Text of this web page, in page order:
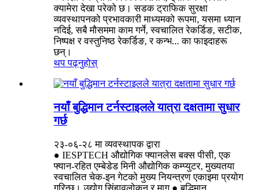
क्यामेरा देखा परेको छ। सडक ट्राफिक सुरक्षा
व्यवस्थापनको प्रभावकारी माध्यमको रूपमा, यसमा ध्यान
नदिई, सबै मौसममा काम गर्ने, स्वचालित रेकर्डिङ, सटीक,
निष्पक्ष र वस्तुनिष्ठ रेकर्डिङ, र कन्भ... का फाइदाहरू
छन्।
थप पढ्नुहोस्
नयाँ बुद्धिमान टर्नस्टाइलले यात्रा दक्षतामा सुधार
गर्छ
२३-०६-२८ मा व्यवस्थापक द्वारा
● IESPTECH औद्योगिक फ्यानलेस बक्स पीसी, एक
फ्यान-रहित एम्बेडेड मिनी औद्योगिक कम्प्युटर, मुख्यतया
स्वचालित चेक-इन गेटको मुख्य नियन्त्रण एकाइमा प्रयोग
गरिन्छ। उद्योग सिंहावलोकन र माग ● बुद्धिमान...